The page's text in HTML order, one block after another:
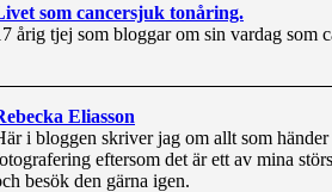
som cancersjuk tonåring.
årig tjej som bloggar om sin vardag som
Eliasson
i bloggen skriver jag om allt som
eftersom det är ett av mina
besök den gärna igen.